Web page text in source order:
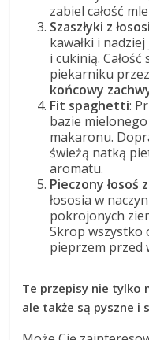
zabiel całość
Szaszłyki z
kawałki i
i cukinią.
piekarniku
końcowy
Fit spaghetti:
bazie
makaronu.
świeżą natką
aromatu.
Pieczony łosoś
łososia w
pokrojonych
Skrop wszystko
pieprzem przed
Te przepisy nie tylko
ale także są pyszne i